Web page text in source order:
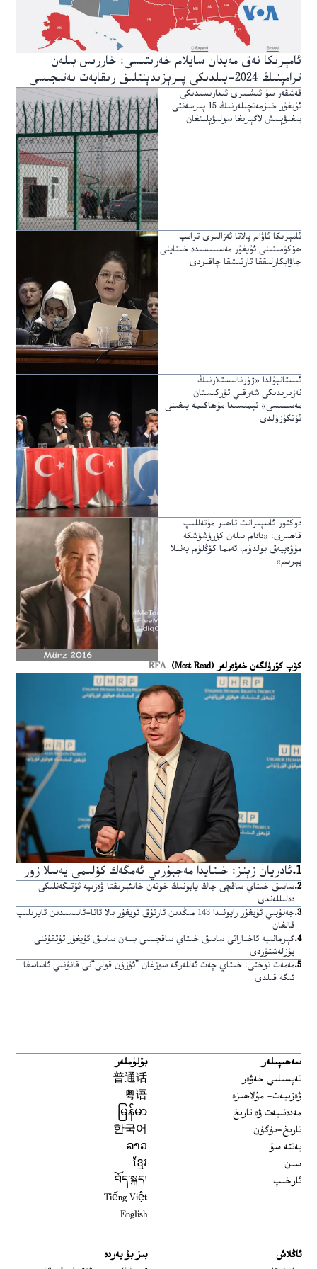
ئامېرىكا نەق مەيدان سايلام خەرىتىسى: خاررىس بىلەن
ترامپنىڭ 2024-يىلدىكى پىرېزىدېنتلىق رىقابەت نەتىجىسى
قەشقەر سۇ ئىشلىرى ئىدارىسىدىكى
ئۇيغۇر خىزمەتچىلەرنىڭ 15 پىرسەنتى
يىغىۋېلىش لاگېرىغا سولىۋېلىنغان
ئامېرىكا ئاۋام پالاتا ئەزالىرى ترامپ
ھۆكۈمىتىنى ئۇيغۇر مەسىلىسىدە خىتاينى
جاۋابكارلىققا تارتىشقا چاقىردى
ئىستانبۇلدا «ژۇرنالىستلارنىڭ
نەزىرىدىكى شەرقىي تۈركىستان
مەسىلىسى» تېمىسىدا مۇھاكىمە يىغىنى
ئۆتكۈزۈلدى
دوكتور ئاسپىرانت تاھىر مۇتەللىپ
قاھىرى: «دادام بىلەن كۆرۈشۈشكە
مۇۋەپپەق بولدۇم، ئەمما كۆڭلۈم يەنىلا
يېرىم»
كۆپ كۆرۈلگەن خەۋەرلەر (Most Read) RFA
1
.ئادريان زېنز: خىتايدا مەجبۇرىي ئەمگەك كۆلىمى يەنىلا زور
2
.سابىق خىتاي ساقچى جاڭ يابونىڭ خوتەن خانئېرىقتا ۋەزىپە ئۆتىگەنلىكى
دەلىللەندى
3
.
جەنۇبىي ئۇيغۇر رايونىدا 143 مىڭدىن ئارتۇق ئويغۇر بالا ئاتا-ئانىسىدىن ئايرىلىپ
قالغان
4
.گېرمانىيە ئاخباراتى سابىق خىتاي ساقچىسى بىلەن سابىق ئۇيغۇر تۇتقۇننى
يۈزلەشتۈردى
5
.مەمەت توختى: خىتاي چەت ئەللەرگە سوزغان ”ئۇزۇن قولى“نى قانۇنىي ئاساسقا
ئىگە قىلدى
سەھىپىلەر
تەپسىلىي خەۋەر
ۋەزىيەت- مۇلاھىزە
مەدەنىيەت ۋە تارىخ
تارىخ-بۈگۈن
يەتتە سۇ
سىن
ئارخىپ
بۆلۈملەر
普通话
粤语
မြန်မာ
한국어
ລາວ
ខ្មែរ
བོད་སྐད།
Tiếng Việt
English
ئاڭلاش
بىز بۇ يەردە